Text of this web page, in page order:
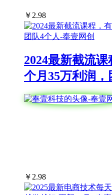
￥2.98
2024最新截流
个月35万利润，
￥ 2.98